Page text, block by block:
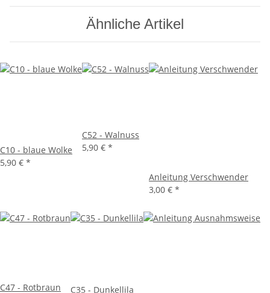
Ähnliche Artikel
C10 - blaue Wolke
5,90 € *
C52 - Walnuss
5,90 € *
Anleitung Verschwender
3,00 € *
C47 - Rotbraun
C35 - Dunkellila